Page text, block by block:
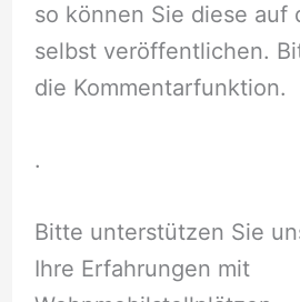
so können Sie diese auf
selbst veröffentlichen.
die Kommentarfunktion.
.
Bitte unterstützen Sie
Ihre Erfahrungen mit